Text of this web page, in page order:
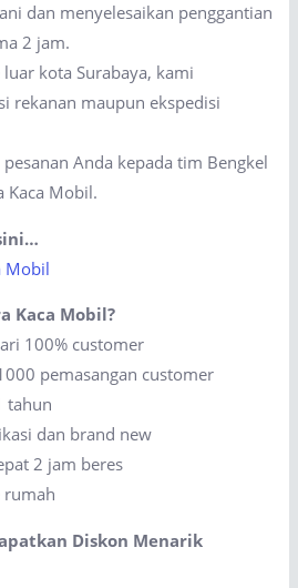
dan menyelesaikan penggantian
2 jam.
kota Surabaya, kami
rekanan maupun ekspedisi
Anda kepada tim Bengkel
Kaca Mobil.
Mobil
Kaca Mobil?
100% customer
pemasangan customer
tahun
dan brand new
2 jam beres
rumah
Diskon Menarik